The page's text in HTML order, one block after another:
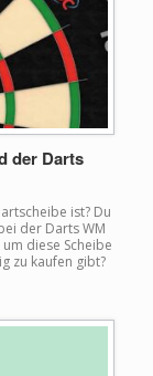
der Darts
ist? Du
der Darts WM
diese Scheibe
zu kaufen gibt?